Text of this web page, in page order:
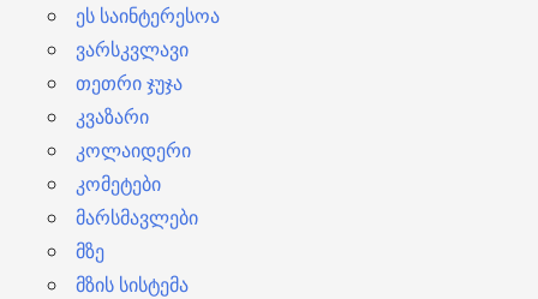
ეს საინტერესოა
ვარსკვლავი
თეთრი ჯუჯა
კვაზარი
კოლაიდერი
კომეტები
მარსმავლები
მზე
მზის სისტემა